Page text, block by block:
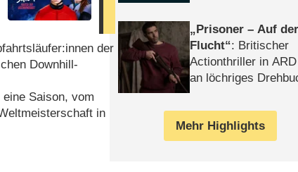
der
Downhill-
Saison, vom
in
Prisoner – Auf der
Flucht : Britischer
Actionthriller in
an löchriges
Mehr Highlights